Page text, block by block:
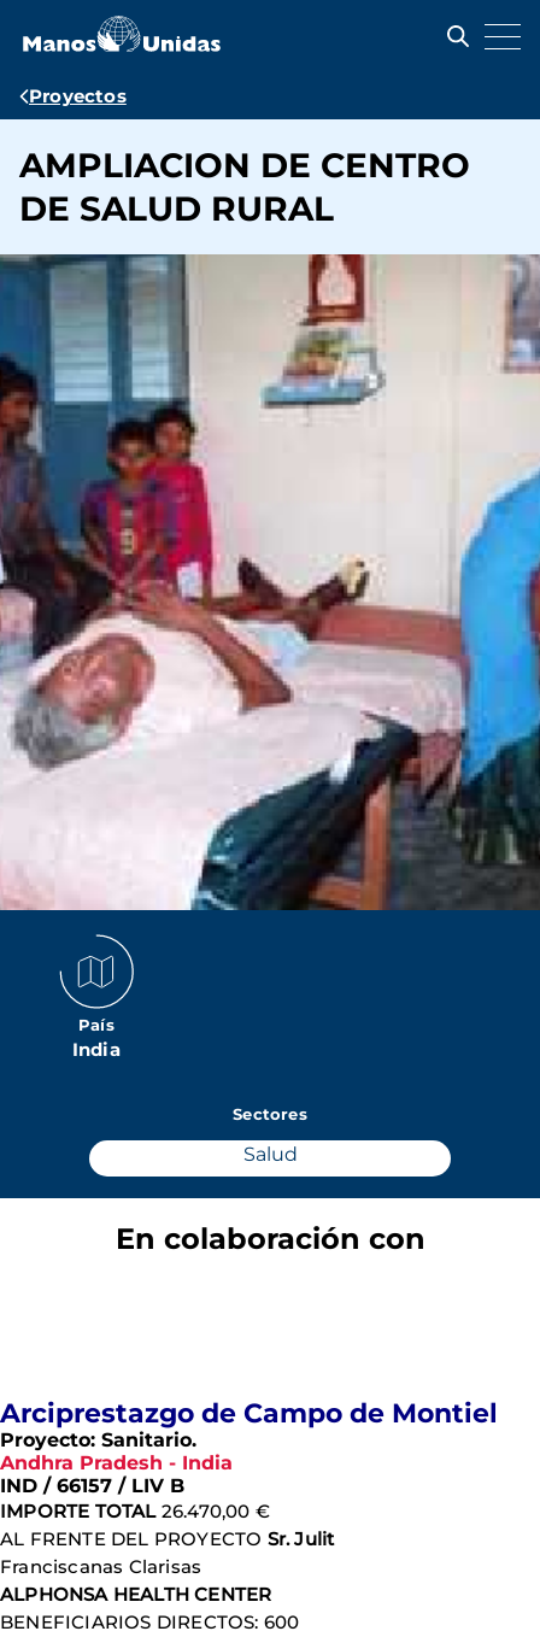
contenido
Ruta
navegación
Proyectos
AMPLIACION DE CENTRO
DE SALUD RURAL
País
India
Sectores
Salud
En colaboración con
Arciprestazgo de Campo de Montiel
Proyecto: Sanitario.
Andhra Pradesh - India
IND / 66157 / LIV B
IMPORTE TOTAL26.470,00 €
AL FRENTE DEL PROYECTO Sr. Julit
Franciscanas Clarisas
ALPHONSA HEALTH CENTER
BENEFICIARIOS DIRECTOS: 600